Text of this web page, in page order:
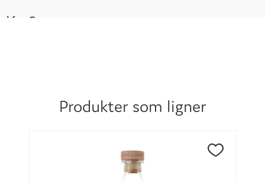
Kr. 859,90
Produkter som ligner